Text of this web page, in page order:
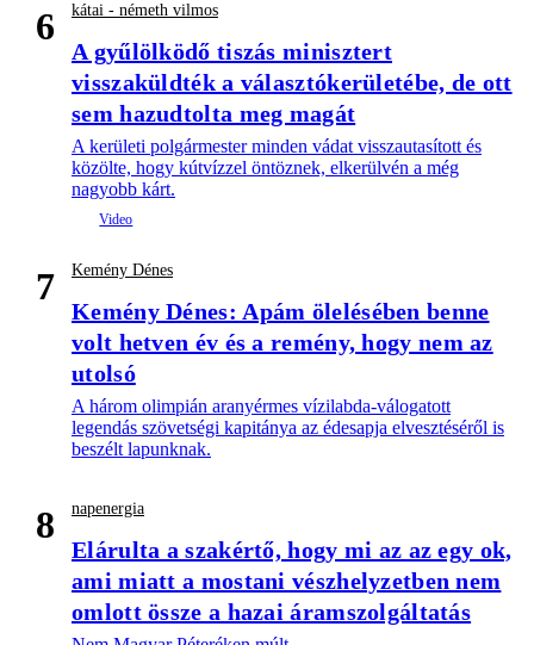
6 kátai - németh vilmos
A gyűlölködő tiszás minisztert
visszaküldték a választókerületébe, de ott
sem hazudtolta meg magát
A kerületi polgármester minden vádat visszautasított és
közölte, hogy kútvízzel öntöznek, elkerülvén a még
nagyobb kárt.
7 Kemény Dénes
Kemény Dénes: Apám ölelésében benne
volt hetven év és a remény, hogy nem az
utolsó
A három olimpián aranyérmes vízilabda-válogatott
legendás szövetségi kapitánya az édesapja elvesztéséről is
beszélt lapunknak.
8 napenergia
Elárulta a szakértő, hogy mi az az egy ok,
ami miatt a mostani vészhelyzetben nem
omlott össze a hazai áramszolgáltatás